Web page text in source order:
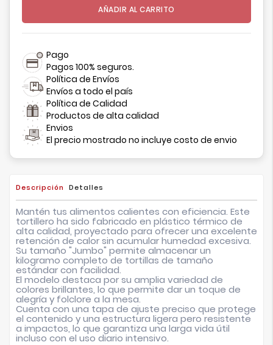
AÑADIR AL CARRITO
Pago
Pagos 100% seguros.
Política de Envíos
Envíos a todo el país
Política de Calidad
Productos de alta calidad
Envios
El precio mostrado no incluye costo de envio
Descripción Detalles
Mantén tus alimentos calientes con eficiencia. Este
tortillero ha sido fabricado en plástico térmico de
alta calidad, proyectado para ofrecer una excelente
retención de calor sin acumular humedad excesiva.
Su tamaño "Jumbo" permite almacenar un
kilogramo completo de tortillas de tamaño
estándar con facilidad.
El modelo destaca por su amplia variedad de
colores brillantes, lo que permite dar un toque de
alegría y folclore a la mesa.
Cuenta con una tapa de ajuste preciso que protege
el contenido y una estructura ligera pero resistente
a impactos, lo que garantiza una larga vida útil
incluso con el uso diario intensivo.